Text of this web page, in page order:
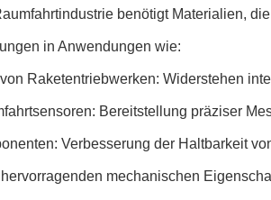
benötigt Materialien,
in Anwendungen wie:
Raketentriebwerken: Widerstehen
Bereitstellung präziser
Verbesserung der Haltbarkeit
mechanischen